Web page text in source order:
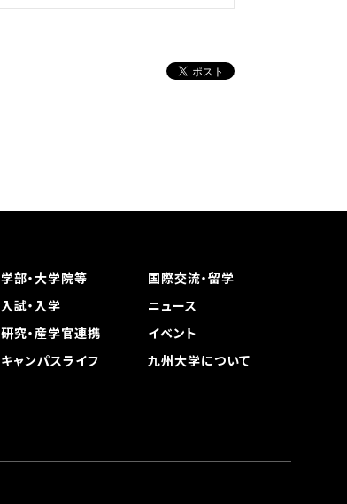
学部・大学院等
国際交流・留学
入試・入学
ニュース
研究・産学官連携
イベント
キャンパスライフ 九州大学について